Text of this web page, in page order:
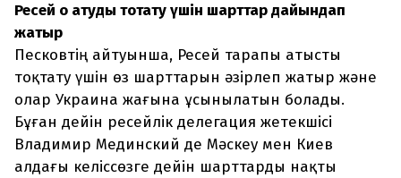
Ресей оқ атуды тоқтату үшін шарттар дайындап
жатыр
Песковтің айтуынша, Ресей тарапы атысты
тоқтату үшін өз шарттарын әзірлеп жатыр және
олар Украина жағына ұсынылатын болады.
Бұған дейін ресейлік делегация жетекшісі
Владимир Мединский де Мәскеу мен Киев
алдағы келіссөзге дейін шарттарды нақты